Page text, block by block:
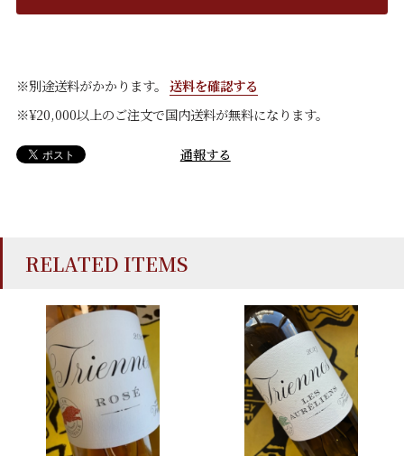
※別途送料がかかります。 送料を確認する
※¥20,000以上のご注文で国内送料が無料になります。
通報する
RELATED ITEMS